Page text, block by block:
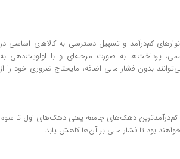
کم‌درآمد و تسهیل دسترسی به کالاهای اساسی در
پرداخت‌ها به صورت مرحله‌ای و با اولویت‌دهی به
بدون فشار مالی اضافه، مایحتاج ضروری خود را از
کم‌درآمدترین دهک‌های جامعه یعنی دهک‌های اول تا سوم
بود تا فشار مالی بر آن‌ها کاهش یابد.